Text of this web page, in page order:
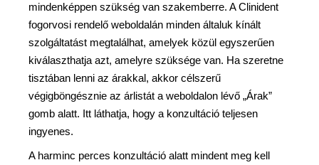
mindenképpen szükség van szakemberre. A Clinident
fogorvosi rendelő weboldalán minden általuk kínált
szolgáltatást megtalálhat, amelyek közül egyszerűen
kiválaszthatja azt, amelyre szüksége van. Ha szeretne
tisztában lenni az árakkal, akkor célszerű
végigböngésznie az árlistát a weboldalon lévő „Árak”
gomb alatt. Itt láthatja, hogy a konzultáció teljesen
ingyenes.
A harminc perces konzultáció alatt mindent meg kell